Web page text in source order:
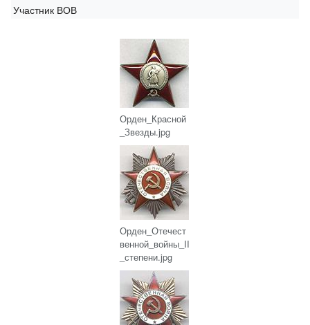
Участник ВОВ
Орден_Красной
_Звезды.jpg
Орден_Отечест
венной_войны_II
_степени.jpg